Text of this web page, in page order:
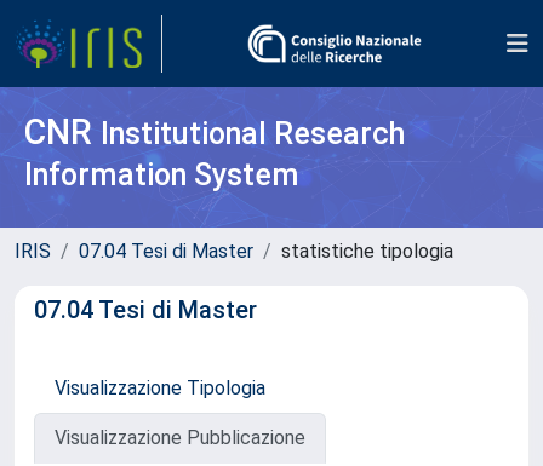
CNR Institutional Research
Information System
IRIS 07.04 Tesi di Master statistiche tipologia
07.04 Tesi di Master
Visualizzazione Tipologia
Visualizzazione Pubblicazione